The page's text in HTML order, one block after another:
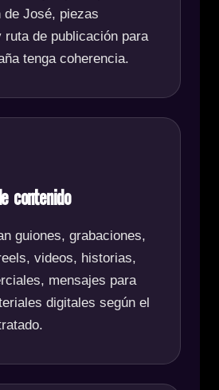
de José, piezas
ruta de publicación para
tenga coherencia.
contenido
guiones, grabaciones,
videos, historias,
mensajes para
digitales según el